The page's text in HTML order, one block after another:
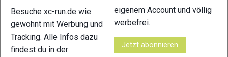
Besuche xc-run.de wie
gewohnt mit Werbung und
Tracking. Alle Infos dazu
findest du in der
eigenem Account und völlig
werbefrei.
Jetzt abonnieren